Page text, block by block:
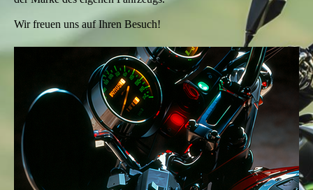
Wir freuen uns auf Ihren Besuch!